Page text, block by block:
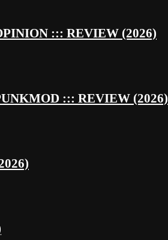
::: REVIEW (2026)
::: REVIEW (2026)